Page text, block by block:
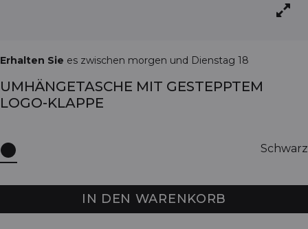
Erhalten Sie es zwischen morgen und Dienstag 18
UMHÄNGETASCHE MIT GESTEPPTEM
LOGO-KLAPPE
Schwarz
IN DEN WARENKORB